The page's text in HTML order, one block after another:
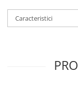
Caracteristici